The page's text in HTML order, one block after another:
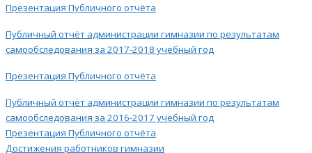
Презентация Публичного отчёта
Публичный отчёт администрации гимназии по результатам
самообследования за 2017-2018 учебный год
Презентация Публичного отчёта
Публичный отчёт администрации гимназии по результатам
самообследования за 2016-2017 учебный год
Презентация Публичного отчёта
Достижения работников гимназии